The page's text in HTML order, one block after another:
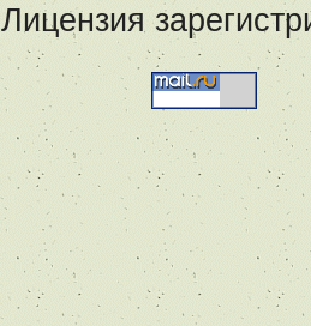
Лицензия